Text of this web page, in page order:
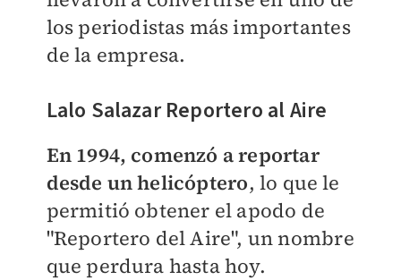
los periodistas más importantes
de la empresa.
Lalo Salazar Reportero al Aire
En 1994, comenzó a reportar
desde un helicóptero, lo que le
permitió obtener el apodo de
"Reportero del Aire", un nombre
que perdura hasta hoy.